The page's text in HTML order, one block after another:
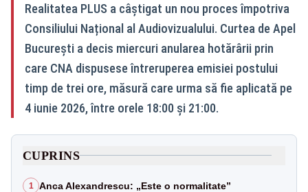
Realitatea PLUS a câștigat un nou proces împotriva
Consiliului Național al Audiovizualului. Curtea de Apel
București a decis miercuri anularea hotărârii prin
care CNA dispusese întreruperea emisiei postului
timp de trei ore, măsură care urma să fie aplicată pe
4 iunie 2026, între orele 18:00 și 21:00.
CUPRINS
1 Anca Alexandrescu: „Este o normalitate”